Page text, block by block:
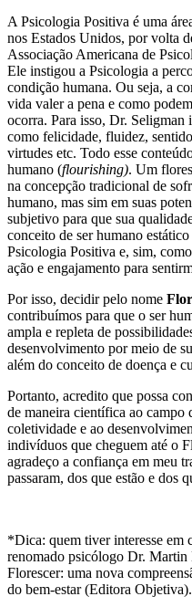
A Psicologia Positiva é uma
nos Estados Unidos, por volta
Associação Americana de
Ele instigou a Psicologia a
condição humana. Ou seja, a
vida valer a pena e como
ocorra. Para isso, Dr. Seligman
como felicidade, fluidez,
virtudes etc. Todo esse
humano (flourishing). Um
na concepção tradicional de
humano, mas sim em suas
subjetivo para que sua
conceito de ser humano
Psicologia Positiva e, sim,
ação e engajamento para
Por isso, decidir pelo nome
contribuímos para que o ser
ampla e repleta de
desenvolvimento por meio de
além do conceito de doença e
Portanto, acredito que possa
de maneira científica ao campo
coletividade e ao
indivíduos que cheguem até o
agradeço a confiança em meu
passaram, dos que estão e dos
*Dica: quem tiver interesse em
renomado psicólogo Dr.
Florescer: uma nova
do bem-estar (Editora Objetiva).